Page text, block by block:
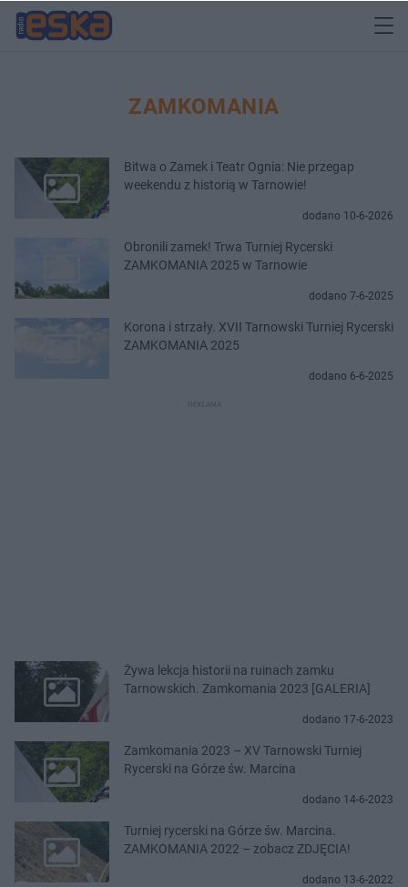
ZAMKOMANIA
Bitwa o Zamek i Teatr Ognia: Nie przegap
weekendu z historią w Tarnowie!
dodano 10-6-2026
Obronili zamek! Trwa Turniej Rycerski
ZAMKOMANIA 2025 w Tarnowie
dodano 7-6-2025
Korona i strzały. XVII Tarnowski Turniej Rycerski
ZAMKOMANIA 2025
dodano 6-6-2025
Żywa lekcja historii na ruinach zamku
Tarnowskich. Zamkomania 2023 [GALERIA]
dodano 17-6-2023
Zamkomania 2023 – XV Tarnowski Turniej
Rycerski na Górze św. Marcina
dodano 14-6-2023
Turniej rycerski na Górze św. Marcina.
ZAMKOMANIA 2022 – zobacz ZDJĘCIA!
dodano 13-6-2022